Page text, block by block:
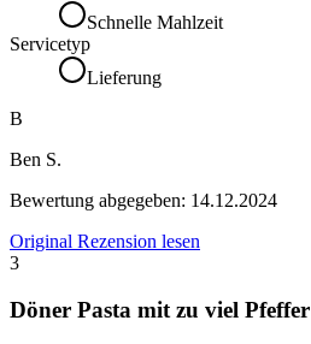
Schnelle Mahlzeit
Servicetyp
Lieferung
B
Ben S.
Bewertung abgegeben: 14.12.2024
Original Rezension lesen
3
Döner Pasta mit zu viel Pfeffer